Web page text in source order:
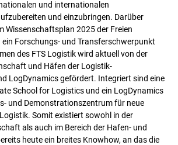
und internationalen
und einzubringen. Darüber
Wissenschaftsplan 2025 der Freien
Forschungs- und Transferschwerpunkt
des FTS Logistik wird aktuell von der
und Häfen der Logistik-
LogDynamics gefördert. Integriert sind eine
School for Logistics und ein LogDynamics
und Demonstrationszentrum für neue
Somit existiert sowohl in der
als auch im Bereich der Hafen- und
heute ein breites Knowhow, an das die